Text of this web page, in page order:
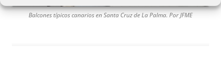
Balcones típicos canarios en Santa Cruz de La Palma. Por JFME